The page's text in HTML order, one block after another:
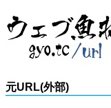
元URL(外部)